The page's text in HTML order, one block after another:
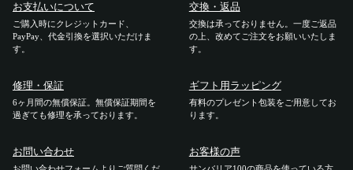
お支払いについて
ご購入時にクレジットカード、
PayPay、代金引換を選択いただけま
す。
交換・返品
交換は承っておりません。一度ご返品
の上、改めてご注文をお願いいたしま
す。
修理・保証
6ヶ月間の無償保証。無償保証期間を
過ぎても修理を承っております。
ギフト用ラッピング
有料のプレゼント包装をご用意してお
ります。
お問い合わせ お客様の声